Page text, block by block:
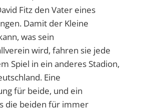
Fitz den Vater eines
Damit der Kleine
was sein
wird, fahren sie jede
Spiel in ein anderes Stadion,
Eine
für beide, und ein
die beiden für immer